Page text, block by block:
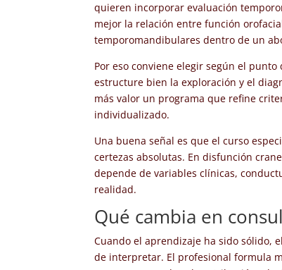
quieren incorporar evaluación
mejor la relación entre función
temporomandibulares dentro de un
Por eso conviene elegir según el
estructure bien la exploración y el
más valor un programa que refine
individualizado.
Una buena señal es que el curso
certezas absolutas. En disfunción
depende de variables clínicas,
realidad.
Qué cambia en
Cuando el aprendizaje ha sido sólido,
de interpretar. El profesional formula